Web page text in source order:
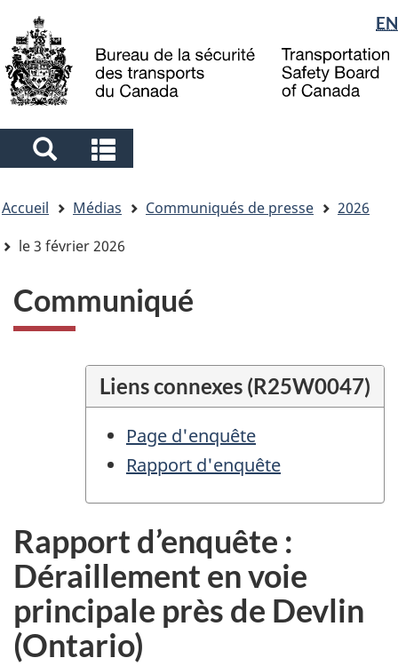
to
main
to
"About
government"
à
la
Sélection
de
la
langue
EN
Search
and
menus
and
menus
êtes
ici
Accueil Médias Communiqués de presse
2026
le 3 février 2026
Communiqué
Liens connexes (R25W0047)
Page d'enquête
Rapport d'enquête
Rapport d’enquête :
Déraillement en voie
principale près de Devlin
(Ontario)